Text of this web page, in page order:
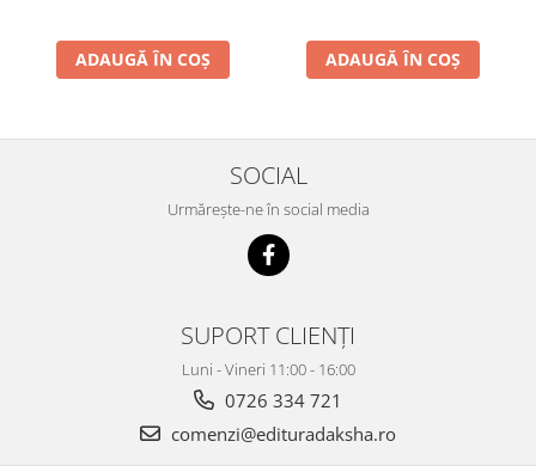
ADAUGĂ ÎN COȘ ADAUGĂ ÎN COȘ
SOCIAL
Urmărește-ne în social media
SUPORT CLIENȚI
Luni - Vineri 11:00 - 16:00
0726 334 721
comenzi@edituradaksha.ro